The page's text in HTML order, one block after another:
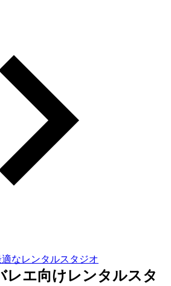
なレンタルスタジオ
レエ向けレンタルスタ